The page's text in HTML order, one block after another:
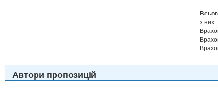
з них:
Автори пропозицій